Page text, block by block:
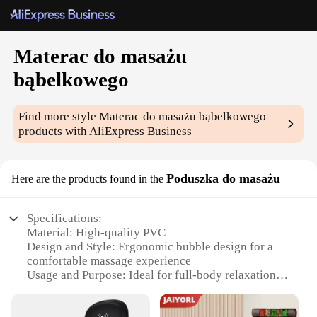
Materac do masażu
bąbelkowego
Find more styleMaterac do masażu bąbelkowego
products with AliExpress Business
Here are the products found in the Poduszka do masażu
Specifications:
Material: High-quality PVC
Design and Style: Ergonomic bubble design for a
comfortable massage experience
Usage and Purpose: Ideal for full-body relaxation
Performance and Property: Durable and long-lasting